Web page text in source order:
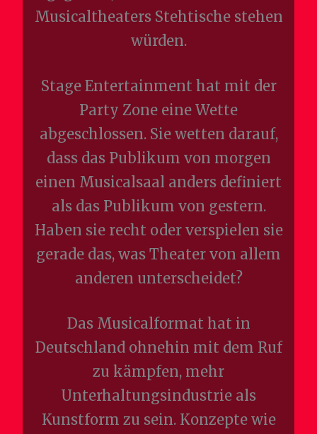
Musicaltheaters Stehtische stehen
würden.
Stage Entertainment hat mit der
Party Zone eine Wette
abgeschlossen. Sie wetten darauf,
dass das Publikum von morgen
einen Musicalsaal anders definiert
als das Publikum von gestern.
Haben sie recht oder verspielen sie
gerade das, was Theater von allem
anderen unterscheidet?
Das Musicalformat hat in
Deutschland ohnehin mit dem Ruf
zu kämpfen, mehr
Unterhaltungsindustrie als
Kunstform zu sein. Konzepte wie